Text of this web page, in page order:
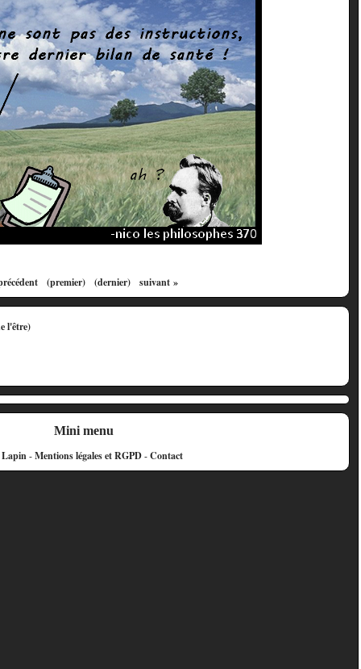
(premier) (dernier) suivant »
Mini menu
-Mentions légales et RGPD-Contact